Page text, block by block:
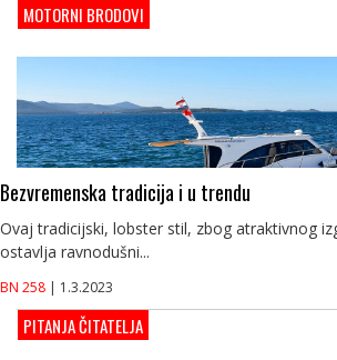
MOTORNI BRODOVI
Bezvremenska tradicija i u trendu
Ovaj tradicijski, lobster stil, zbog atraktivnog
ostavlja ravnodušni...
BN 258 | 1.3.2023
PITANJA ČITATELJA